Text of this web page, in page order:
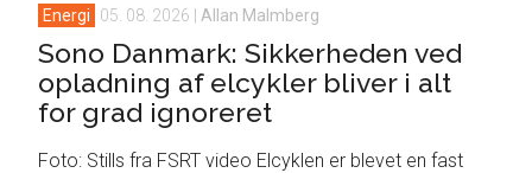
Energi 05. 08. 2026 Allan Malmberg
Sono Danmark: Sikkerheden ved
opladning af elcykler bliver i alt
for grad ignoreret
Foto: Stills fra FSRT video Elcyklen er blevet en fast